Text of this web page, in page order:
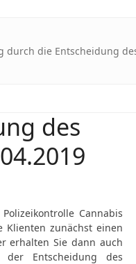
durch die Entscheidung
des
Cannabis
zunächst einen
erhalten Sie dann auch
Entscheidung des